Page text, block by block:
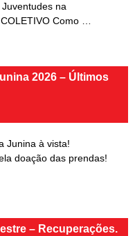
na
Como …
2026 – Últimos
Junina à vista!
doação das prendas!
– Recuperações.